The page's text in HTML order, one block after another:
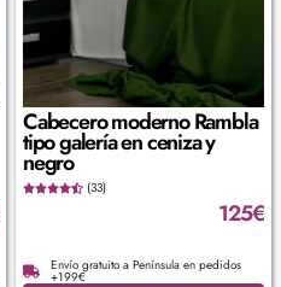
Cabecero moderno Rambla
tipo galería en ceniza y
negro
(33)
125€
Envío gratuito a Península en pedidos
+199€